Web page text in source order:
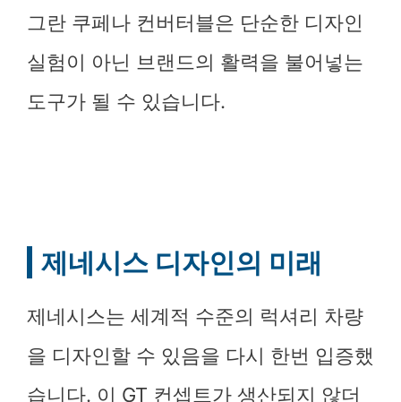
그란 쿠페나 컨버터블은 단순한 디자인
실험이 아닌 브랜드의 활력을 불어넣는
도구가 될 수 있습니다.
제네시스 디자인의 미래
제네시스는 세계적 수준의 럭셔리 차량
을 디자인할 수 있음을 다시 한번 입증했
습니다. 이 GT 컨셉트가 생산되지 않더